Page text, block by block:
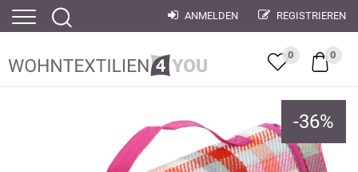
ANMELDEN REGISTRIEREN
0 0
-36%